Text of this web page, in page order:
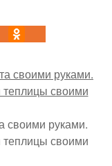
своими руками.
теплицы своими